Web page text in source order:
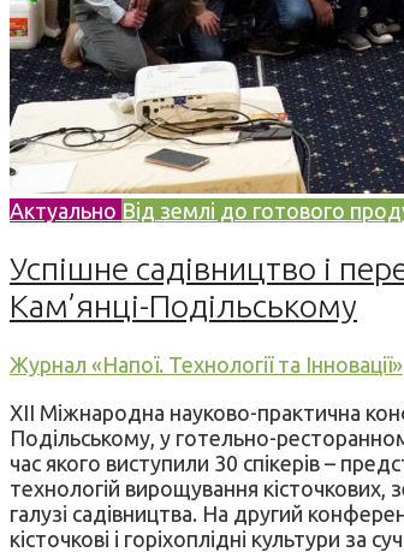
Актуально Від землі до готового
Успішне садівництво і
Кам’янці-Подільському
Журнал «Напої. Технології та Інновації»
XII Міжнародна науково-практична
Подільському, у готельно-
час якого виступили 30 спікерів –
технологій вирощування кісточкових,
галузі садівництва. На другий
кісточкові і горіхоплідні культури